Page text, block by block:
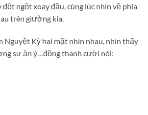
ngột xoay đầu, cùng lúc nhìn về phía
trên giường kia.
Nguyệt Kỳ hai mặt nhìn nhau, nhìn thấy
sự ăn ý…đồng thanh cười nói: